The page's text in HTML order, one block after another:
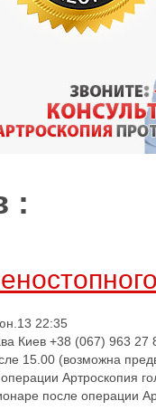
:
22:35
Киев +38 (067) 963 27
15.00 (возможна
Артроскопия
после операции